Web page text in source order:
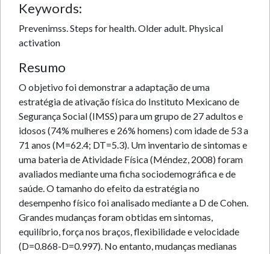
Keywords:
Prevenimss. Steps for health. Older adult. Physical
activation
Resumo
O objetivo foi demonstrar a adaptação de uma
estratégia de ativação física do Instituto Mexicano de
Segurança Social (IMSS) para um grupo de 27 adultos e
idosos (74% mulheres e 26% homens) com idade de 53 a
71 anos (M=62.4; DT=5.3). Um inventario de sintomas e
uma bateria de Atividade Física (Méndez, 2008) foram
avaliados mediante uma ficha sociodemográfica e de
saúde. O tamanho do efeito da estratégia no
desempenho físico foi analisado mediante a D de Cohen.
Grandes mudanças foram obtidas em sintomas,
equilíbrio, força nos braços, flexibilidade e velocidade
(D=0.868-D=0.997). No entanto, mudanças medianas